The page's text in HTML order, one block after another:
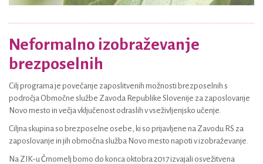
Neformalno izobraževanje
brezposelnih
Cilj programa je povečanje zaposlitvenih možnosti brezposelnih s
področja Območne službe Zavoda Republike Slovenije za zaposlovanje
Novo mesto in večja vključenost odraslih v vseživljenjsko učenje.
Ciljna skupina so brezposelne osebe, ki so prijavljene na Zavodu RS za
zaposlovanje in jih območna služba Novo mesto napoti v izobraževanje.
Na ZIK-u Črnomelj bomo do konca oktobra 2017 izvajali osvežitvena